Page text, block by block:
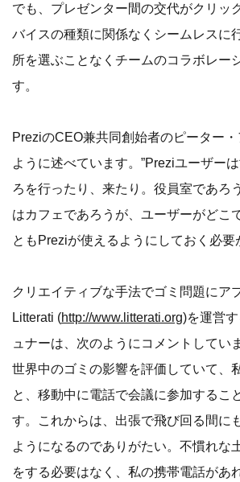
でも、プレゼンター間の交代がクリッ
バイスの種類に関係なくシームレスに
所を選ぶことなくチームのコラボレー
す。
PreziのCEO兼共同創始者のピーター
ように述べています。”Preziユーザー
ろを行ったり、来たり。役員室であろ
はカフェであろうが、ユーザーがどこ
ともPreziが使えるようにしておく必要
クリエイティブな手法でゴミ問題にア
Litterati (http://www.litterati.org)を運営
ュナーは、次のようにコメントしてい
世界中のゴミの影響を評価していて、
と、移動中に電話で会議に参加するこ
す。これからは、出張で飛び回る間に
ようになるのでありがたい。不慣れな
をする必要はなく、私の携帯電話があ